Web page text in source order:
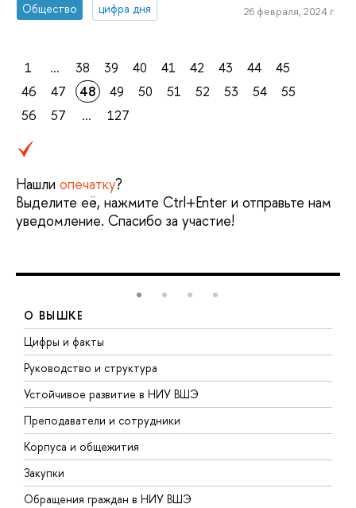
Общество цифра дня 26 февраля, 2024 г.
1 ... 38 39 40 41 42 43 44
45
46
47 48 49 50 51 52 53 54
55
56
57 ... 127
Нашли опечатку?
Выделите её, нажмите Ctrl+Enter и отправьте нам
уведомление. Спасибо за участие!
О ВЫШКЕ
Цифры и факты
Руководство и структура
Устойчивое развитие в НИУ ВШЭ
Преподаватели и сотрудники
Корпуса и общежития
Закупки
Обращения граждан в НИУ ВШЭ